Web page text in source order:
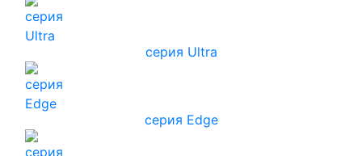
серия Ultra
серия Edge